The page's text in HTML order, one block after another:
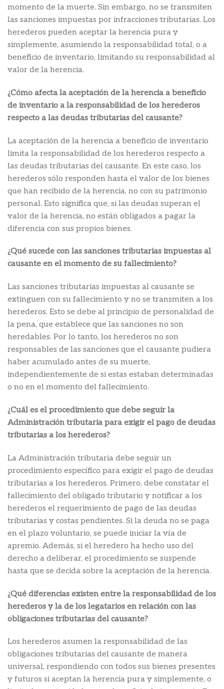
momento de la muerte. Sin embargo, no se transmiten
las sanciones impuestas por infracciones tributarias. Los
herederos pueden aceptar la herencia pura y
simplemente, asumiendo la responsabilidad total, o a
beneficio de inventario, limitando su responsabilidad al
valor de la herencia.
¿Cómo afecta la aceptación de la herencia a beneficio
de inventario a la responsabilidad de los herederos
respecto a las deudas tributarias del causante?
La aceptación de la herencia a beneficio de inventario
limita la responsabilidad de los herederos respecto a
las deudas tributarias del causante. En este caso, los
herederos sólo responden hasta el valor de los bienes
que han recibido de la herencia, no con su patrimonio
personal. Esto significa que, si las deudas superan el
valor de la herencia, no están obligados a pagar la
diferencia con sus propios bienes.
¿Qué sucede con las sanciones tributarias impuestas al
causante en el momento de su fallecimiento?
Las sanciones tributarias impuestas al causante se
extinguen con su fallecimiento y no se transmiten a los
herederos. Esto se debe al principio de personalidad de
la pena, que establece que las sanciones no son
heredables. Por lo tanto, los herederos no son
responsables de las sanciones que el causante pudiera
haber acumulado antes de su muerte,
independientemente de si estas estaban determinadas
o no en el momento del fallecimiento.
¿Cuál es el procedimiento que debe seguir la
Administración tributaria para exigir el pago de deudas
tributarias a los herederos?
La Administración tributaria debe seguir un
procedimiento específico para exigir el pago de deudas
tributarias a los herederos. Primero, debe constatar el
fallecimiento del obligado tributario y notificar a los
herederos el requerimiento de pago de las deudas
tributarias y costas pendientes. Si la deuda no se paga
en el plazo voluntario, se puede iniciar la vía de
apremio. Además, si el heredero ha hecho uso del
derecho a deliberar, el procedimiento se suspende
hasta que se decida sobre la aceptación de la herencia.
¿Qué diferencias existen entre la responsabilidad de los
herederos y la de los legatarios en relación con las
obligaciones tributarias del causante?
Los herederos asumen la responsabilidad de las
obligaciones tributarias del causante de manera
universal, respondiendo con todos sus bienes presentes
y futuros si aceptan la herencia pura y simplemente, o